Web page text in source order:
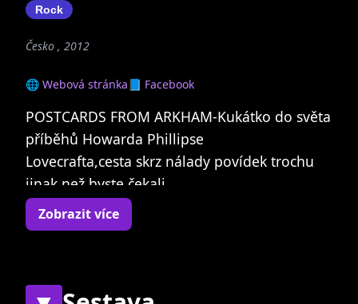
Rock
Česko , 2012
🌐 Webová stránka 📘 Facebook
POSTCARDS FROM ARKHAM-Kukátko do světa
příběhů Howarda Phillipse
Lovecrafta,cesta skrz nálady povídek trochu
jinak než byste čekali.
Kapela hrající fůzi post-rocku s filmovou
hudbou a metalem, zrozená v
Zobrazit více